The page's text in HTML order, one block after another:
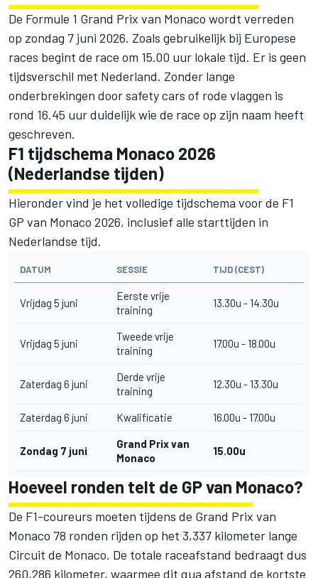
De Formule 1 Grand Prix van Monaco wordt verreden
op zondag 7 juni 2026. Zoals gebruikelijk bij Europese
races begint de race om 15.00 uur lokale tijd. Er is geen
tijdsverschil met Nederland. Zonder lange
onderbrekingen door safety cars of rode vlaggen is
rond 16.45 uur duidelijk wie de race op zijn naam heeft
geschreven.
F1 tijdschema Monaco 2026
(Nederlandse tijden)
Hieronder vind je het volledige tijdschema voor de F1
GP van Monaco 2026, inclusief alle starttijden in
Nederlandse tijd.
DATUM SESSIE TIJD (CEST)
Vrijdag 5 juni
Eerste vrije
training
13.30u - 14.30u
Vrijdag 5 juni
Tweede vrije
training
17.00u - 18.00u
Zaterdag 6 juni
Derde vrije
training
12.30u - 13.30u
Zaterdag 6 juni Kwalificatie 16.00u - 17.00u
Zondag 7 juni
Grand Prix van
Monaco
15.00u
Hoeveel ronden telt de GP van Monaco?
De F1-coureurs moeten tijdens de Grand Prix van
Monaco 78 ronden rijden op het 3,337 kilometer lange
Circuit de Monaco. De totale raceafstand bedraagt dus
260,286 kilometer, waarmee dit qua afstand de kortste